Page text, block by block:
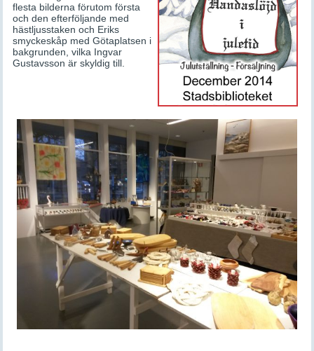
flesta bilderna förutom första
och den efterföljande med
hästljusstaken och Eriks
smyckeskåp med Götaplatsen i
bakgrunden, vilka Ingvar
Gustavsson är skyldig till.